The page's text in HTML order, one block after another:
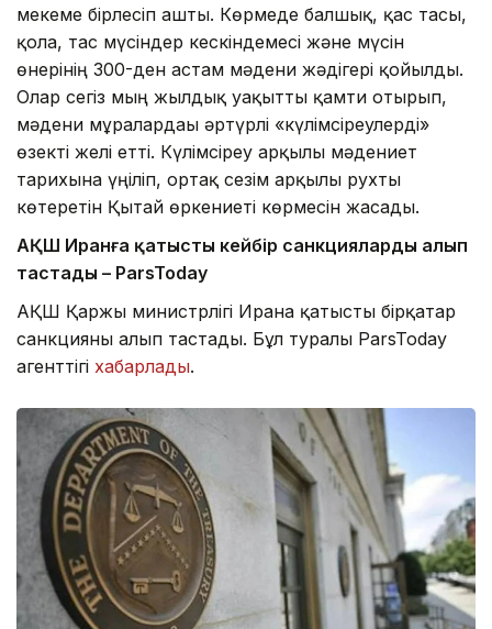
мекеме бірлесіп ашты. Көрмеде балшық, қас тасы,
қола, тас мүсіндер кескіндемесі және мүсін
өнерінің 300-ден астам мәдени жәдігері қойылды.
Олар сегіз мың жылдық уақытты қамти отырып,
мәдени мұралардағы әртүрлі «күлімсіреулерді»
өзекті желі етті. Күлімсіреу арқылы мәдениет
тарихына үңіліп, ортақ сезім арқылы рухты
көтеретін Қытай өркениеті көрмесін жасады.
АҚШ Иранға қатысты кейбір санкцияларды алып
тастады – ParsToday
АҚШ Қаржы министрлігі Иранға қатысты бірқатар
санкцияны алып тастады. Бұл туралы ParsToday
агенттігі хабарлады.